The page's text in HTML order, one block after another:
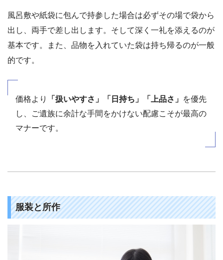
風呂敷や紙袋に包んで持参した場合は必ずその場で袋から
出し、両手で差し出します。そして深く一礼を添えるのが
基本です。また、品物を入れていた袋は持ち帰るのが一般
的です。
価格より 「扱いやすさ」「日持ち」「上品さ」 を優先
し、ご遺族に余計な手間をかけない配慮こそが最高の
マナーです。
服装と所作